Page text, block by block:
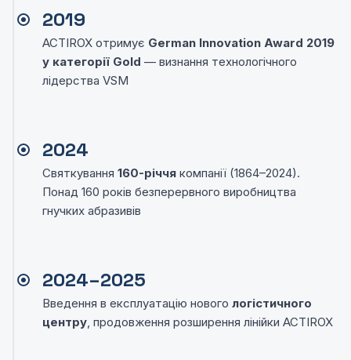
2019
ACTIROX отримує German Innovation Award 2019
у категорії Gold — визнання технологічного
лідерства VSM
2024
Святкування 160-річчя компанії (1864–2024).
Понад 160 років безперервного виробництва
гнучких абразивів
2024–2025
Введення в експлуатацію нового логістичного
центру, продовження розширення лінійки ACTIROX